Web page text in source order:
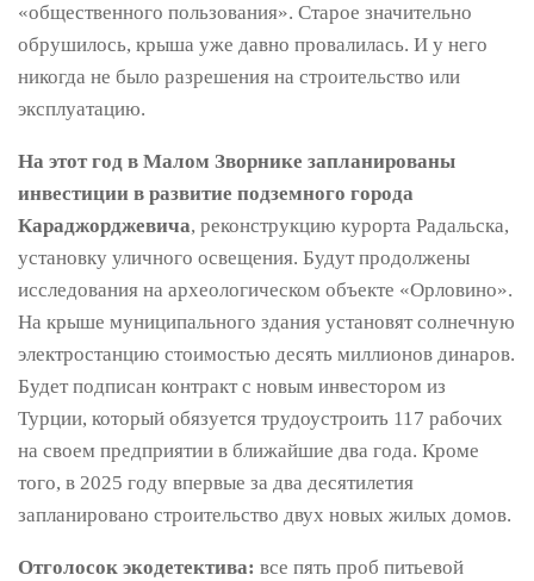
«общественного пользования». Старое значительно
обрушилось, крыша уже давно провалилась. И у него
никогда не было разрешения на строительство или
эксплуатацию.
На этот год в Малом Зворнике запланированы
инвестиции в развитие подземного города
Караджорджевича, реконструкцию курорта Радальска,
установку уличного освещения. Будут продолжены
исследования на археологическом объекте «Орловино».
На крыше муниципального здания установят солнечную
электростанцию стоимостью десять миллионов динаров.
Будет подписан контракт с новым инвестором из
Турции, который обязуется трудоустроить 117 рабочих
на своем предприятии в ближайшие два года. Кроме
того, в 2025 году впервые за два десятилетия
запланировано строительство двух новых жилых домов.
Отголосок экодетектива: все пять проб питьевой